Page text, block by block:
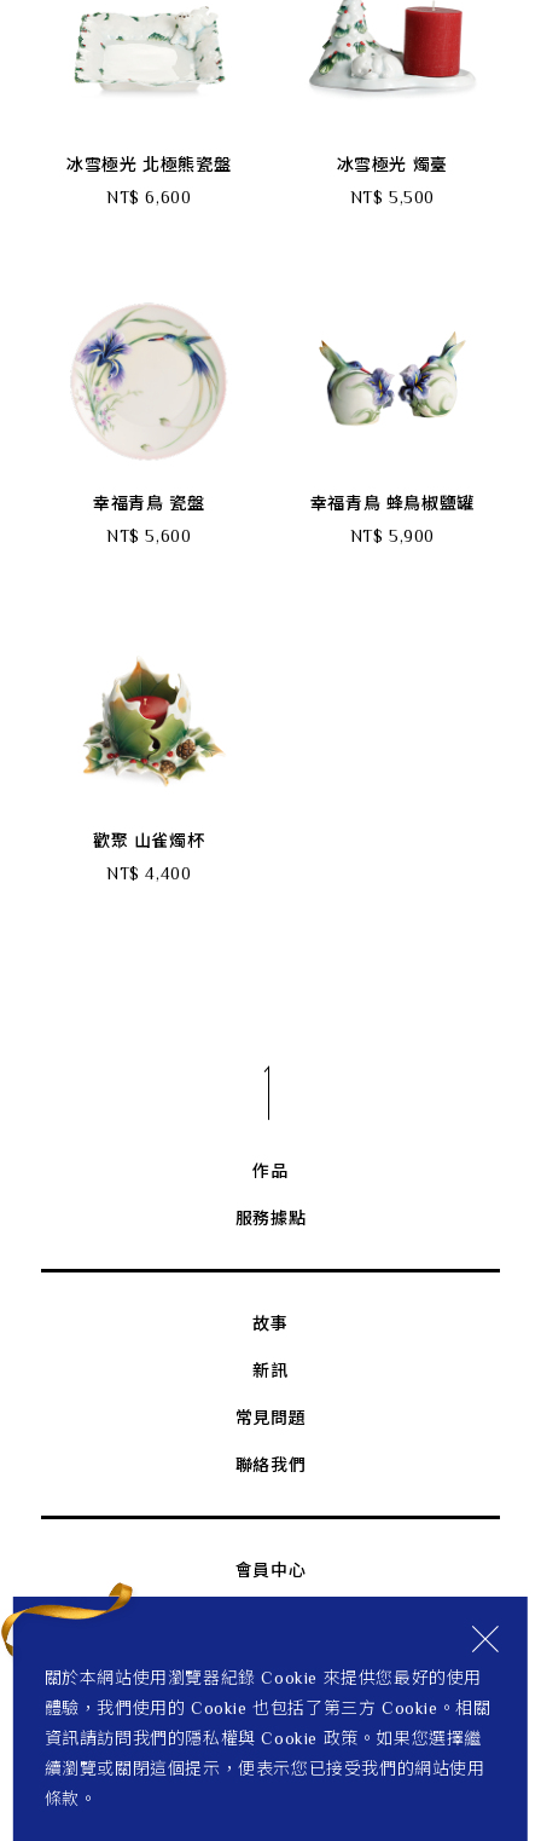
關於本網站使用瀏覽器紀錄 Cookie 來提供您最好的使用
體驗，我們使用的 Cookie 也包括了第三方 Cookie。相關
資訊請訪問我們的隱私權與 Cookie 政策。如果您選擇繼
續瀏覽或關閉這個提示，便表示您已接受我們的網站使用
條款。
幸福青鳥 瓷盤
NT$ 5,600
冰雪極光 北極熊瓷盤
NT$ 6,600
冰雪極光 燭臺
NT$ 5,500
幸福青鳥 蜂鳥椒鹽罐
NT$ 5,900
歡聚 山雀燭杯
NT$ 4,400
作品
服務據點
故事
新訊
常見問題
聯絡我們
會員中心